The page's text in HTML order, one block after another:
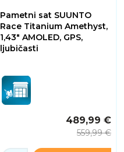
Pametni sat SUUNTO
Race Titanium Amethyst,
1,43" AMOLED, GPS,
ljubičasti
489,99 €
559,99 €